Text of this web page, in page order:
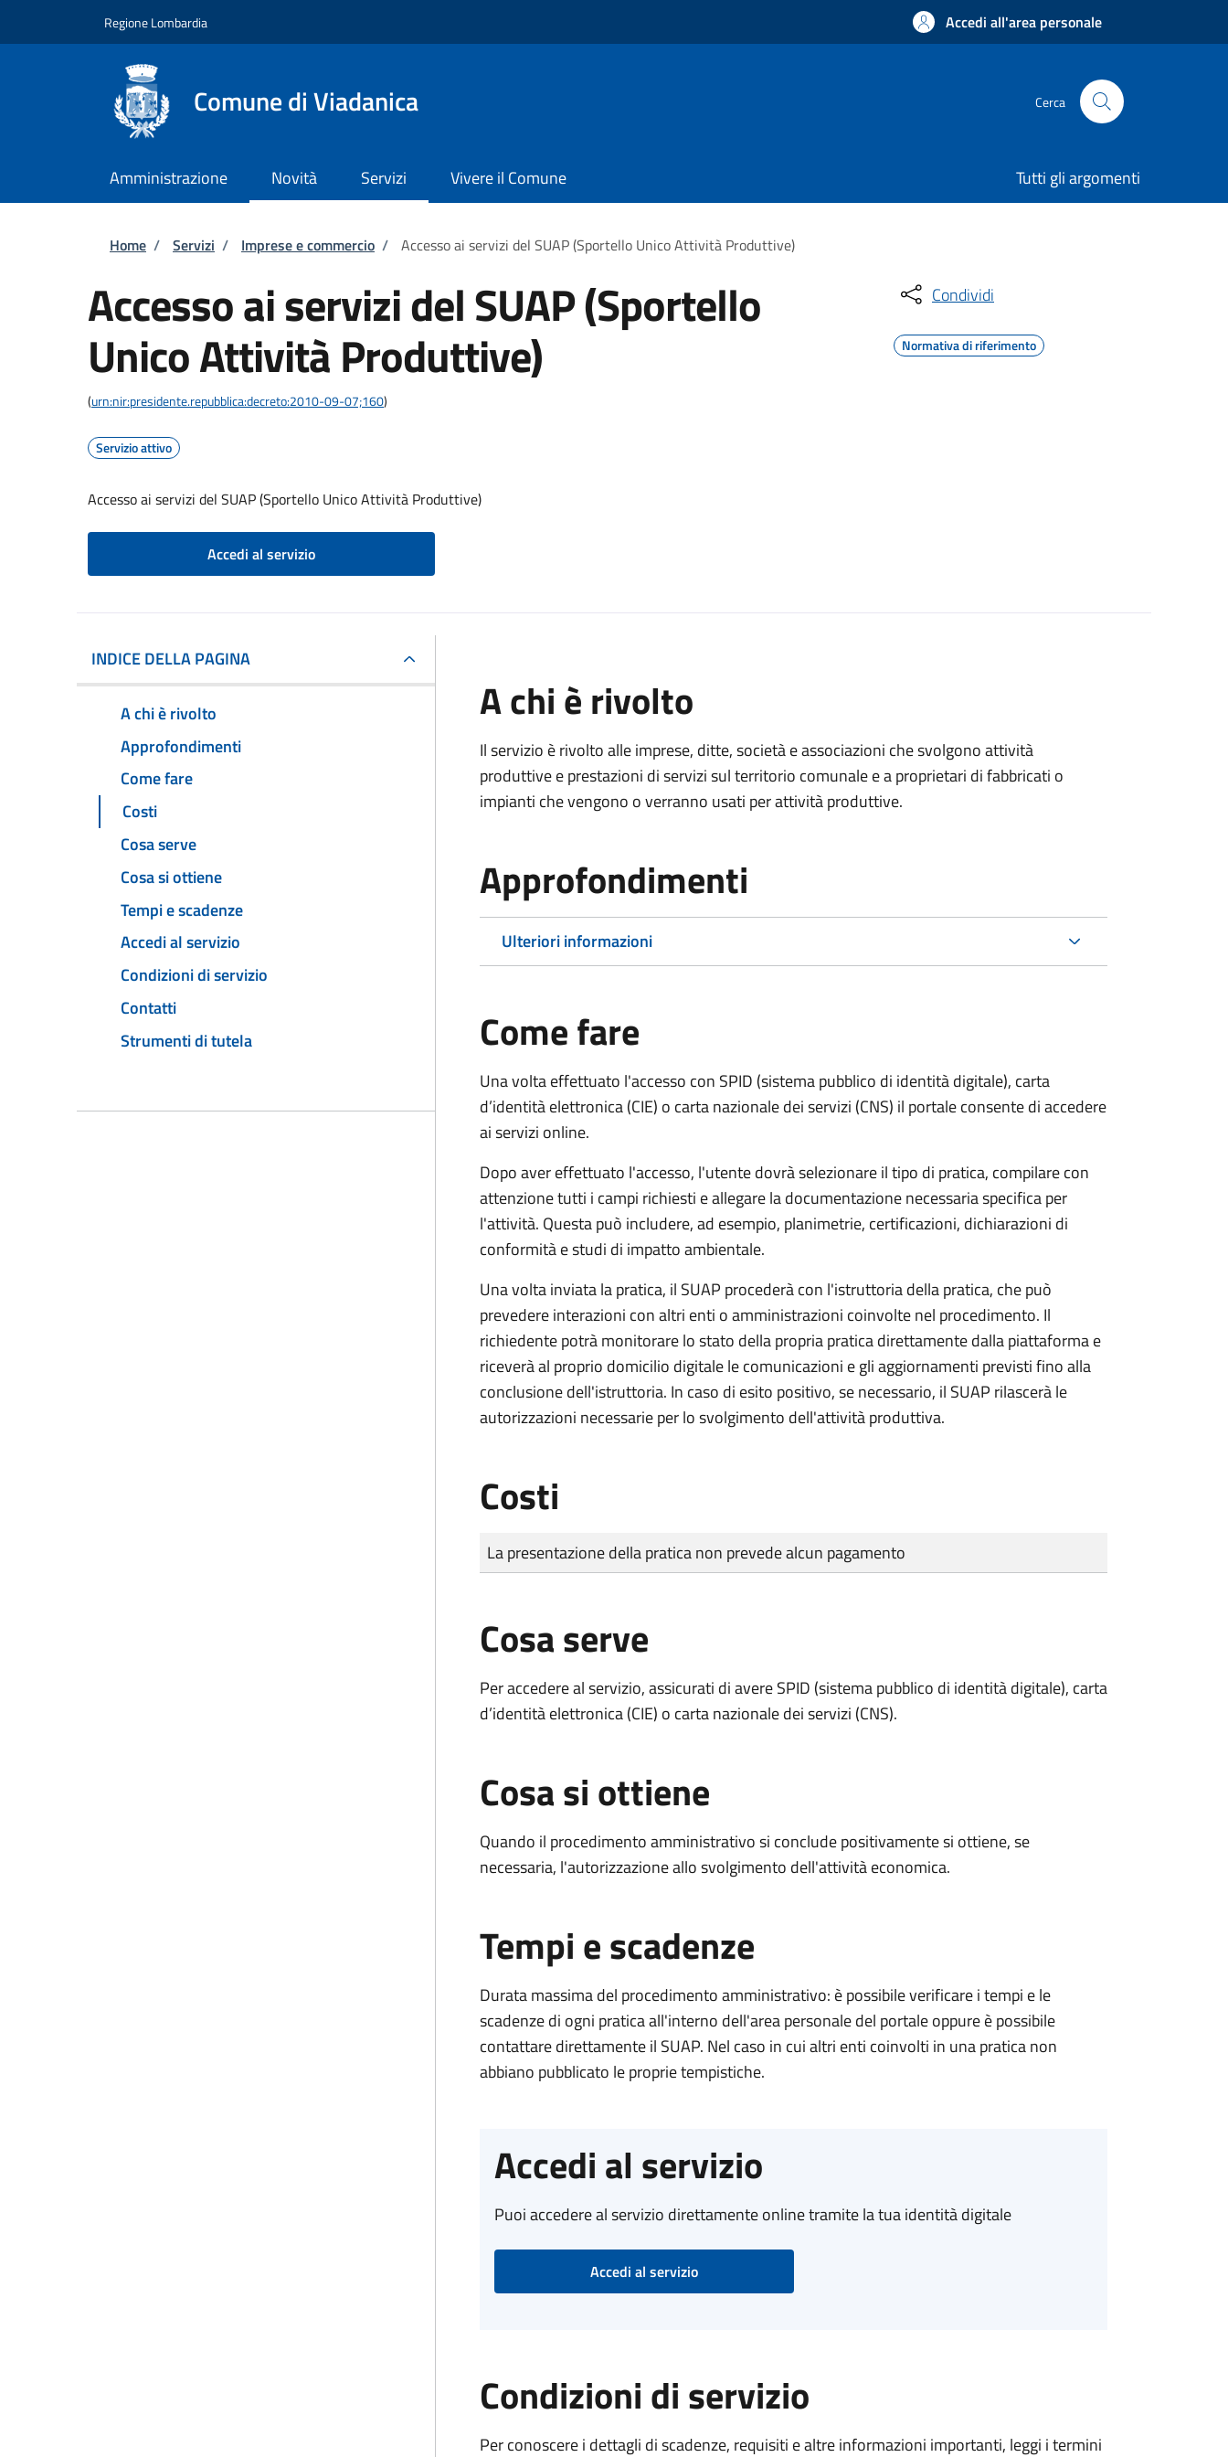
Regione Lombardia Accedi all'area personale
Comune di Viadanica Cerca
Amministrazione Novità Servizi Vivere il Comune Tutti gli argomenti
Briciole di pane
Home / Servizi / Imprese e commercio / Accesso ai servizi del SUAP (Sportello Unico Attività Produttive)
Accesso ai servizi del SUAP (Sportello
Unico Attività Produttive)
(urn:nir:presidente.repubblica:decreto:2010-09-07;160)
Servizio attivo
Accesso ai servizi del SUAP (Sportello Unico Attività Produttive)
Accedi al servizio
Condividi
Normativa di riferimento
INDICE DELLA PAGINA
A chi è rivolto
Approfondimenti
Come fare
Costi
Cosa serve
Cosa si ottiene
Tempi e scadenze
Accedi al servizio
Condizioni di servizio
Contatti
Strumenti di tutela
A chi è rivolto
Il servizio è rivolto alle imprese, ditte, società e associazioni che svolgono attività
produttive e prestazioni di servizi sul territorio comunale e a proprietari di fabbricati o
impianti che vengono o verranno usati per attività produttive.
Approfondimenti
Ulteriori informazioni
Come fare
Una volta effettuato l'accesso con SPID (sistema pubblico di identità digitale), carta
d’identità elettronica (CIE) o carta nazionale dei servizi (CNS) il portale consente di accedere
ai servizi online.
Dopo aver effettuato l'accesso, l'utente dovrà selezionare il tipo di pratica, compilare con
attenzione tutti i campi richiesti e allegare la documentazione necessaria specifica per
l'attività. Questa può includere, ad esempio, planimetrie, certificazioni, dichiarazioni di
conformità e studi di impatto ambientale.
Una volta inviata la pratica, il SUAP procederà con l'istruttoria della pratica, che può
prevedere interazioni con altri enti o amministrazioni coinvolte nel procedimento. Il
richiedente potrà monitorare lo stato della propria pratica direttamente dalla piattaforma e
riceverà al proprio domicilio digitale le comunicazioni e gli aggiornamenti previsti fino alla
conclusione dell'istruttoria. In caso di esito positivo, se necessario, il SUAP rilascerà le
autorizzazioni necessarie per lo svolgimento dell'attività produttiva.
Costi
Tipo di pagamento
Importo
La presentazione della pratica non prevede alcun pagamento
Cosa serve
Per accedere al servizio, assicurati di avere SPID (sistema pubblico di identità digitale), carta
d’identità elettronica (CIE) o carta nazionale dei servizi (CNS).
Cosa si ottiene
Quando il procedimento amministrativo si conclude positivamente si ottiene, se
necessaria, l'autorizzazione allo svolgimento dell'attività economica.
Tempi e scadenze
Durata massima del procedimento amministrativo: è possibile verificare i tempi e le
scadenze di ogni pratica all'interno dell'area personale del portale oppure è possibile
contattare direttamente il SUAP. Nel caso in cui altri enti coinvolti in una pratica non
abbiano pubblicato le proprie tempistiche.
Accedi al servizio
Puoi accedere al servizio direttamente online tramite la tua identità digitale
Accedi al servizio
Condizioni di servizio
Per conoscere i dettagli di scadenze, requisiti e altre informazioni importanti, leggi i termini